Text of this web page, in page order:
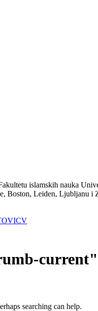
islamskih nauka
Leiden, Ljubljanu i
CV
searching can help.